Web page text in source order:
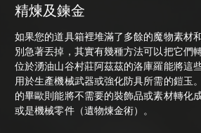
精煉及鍊金
如果您的道具箱裡堆滿了多餘的魔物素材
別急著丟掉，其實有幾種方法可以把它們
位於湧油山谷村莊阿茲茲的洛庫羅能將這
用於生產機械武器或強化防具所需的鎧玉
的畢歐則能將不需要的裝飾品或素材轉化
或是機械零件（遺物煉金術）。